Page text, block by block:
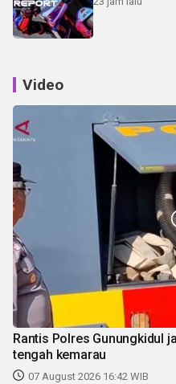
Video
Rantis Polres Gunungkidul
tengah kemarau
07 August 2026 16:42 WIB